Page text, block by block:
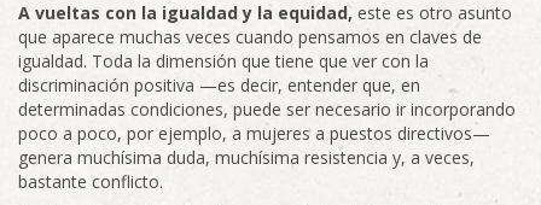
A vueltas con la igualdad y la equidad, este es otro asunto
que aparece muchas veces cuando pensamos en claves de
igualdad. Toda la dimensión que tiene que ver con la
discriminación positiva —es decir, entender que, en
determinadas condiciones, puede ser necesario ir incorporando
poco a poco, por ejemplo, a mujeres a puestos directivos—
genera muchísima duda, muchísima resistencia y, a veces,
bastante conflicto.